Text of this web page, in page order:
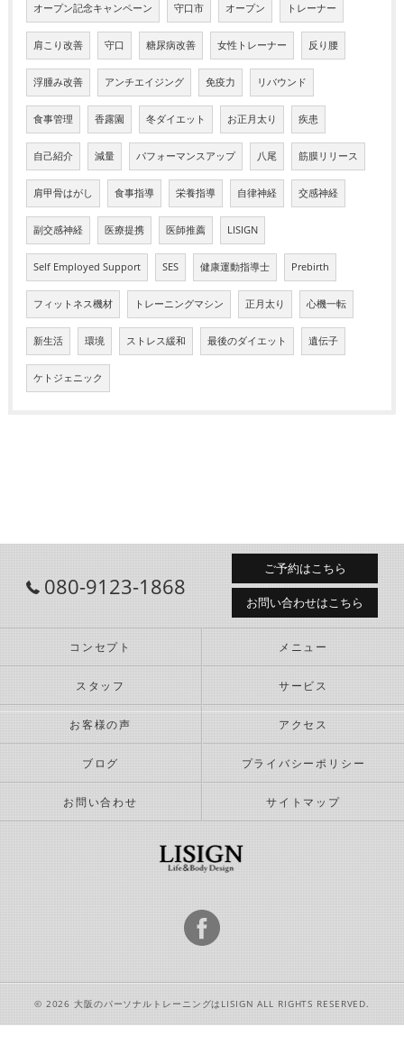
オープン記念キャンペーン 守口市 オープン トレーナー
肩こり改善 守口 糖尿病改善 女性トレーナー 反り腰
浮腫み改善 アンチエイジング 免疫力 リバウンド
食事管理 香露園 冬ダイエット お正月太り 疾患
自己紹介 減量 パフォーマンスアップ 八尾 筋膜リリース
肩甲骨はがし 食事指導 栄養指導 自律神経 交感神経
副交感神経 医療提携 医師推薦 LISIGN
Self Employed Support SES 健康運動指導士 Prebirth
フィットネス機材 トレーニングマシン 正月太り 心機一転
新生活 環境 ストレス緩和 最後のダイエット 遺伝子
ケトジェニック
080-9123-1868
ご予約はこちら
お問い合わせはこちら
コンセプト メニュー
スタッフ サービス
お客様の声 アクセス
ブログ プライバシーポリシー
お問い合わせ サイトマップ
© 2026 大阪のパーソナルトレーニングはLISIGN ALL RIGHTS RESERVED.